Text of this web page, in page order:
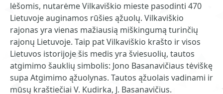
lėšomis, nutarėme Vilkaviškio mieste pasodinti 470
Lietuvoje auginamos rūšies ąžuolų. Vilkaviškio
rajonas yra vienas mažiausią miškingumą turinčių
rajonų Lietuvoje. Taip pat Vilkaviškio krašto ir visos
Lietuvos istorijoje šis medis yra šviesuolių, tautos
atgimimo šauklių simbolis: Jono Basanavičiaus tėviškę
supa Atgimimo ąžuolynas. Tautos ąžuolais vadinami ir
mūsų kraštiečiai V. Kudirka, J. Basanavičius.